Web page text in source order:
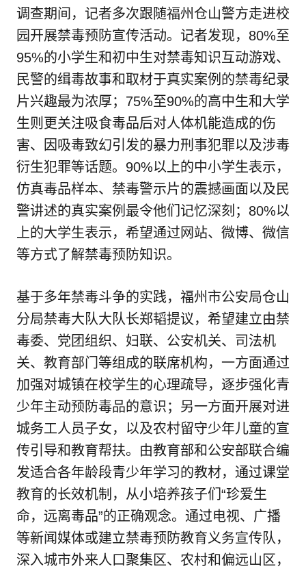
调查期间，记者多次跟随福州仓山警方走进校
园开展禁毒预防宣传活动。记者发现，80%至
95%的小学生和初中生对禁毒知识互动游戏、
民警的缉毒故事和取材于真实案例的禁毒纪录
片兴趣最为浓厚；75%至90%的高中生和大学
生则更关注吸食毒品后对人体机能造成的伤
害、因吸毒致幻引发的暴力刑事犯罪以及涉毒
衍生犯罪等话题。90%以上的中小学生表示，
仿真毒品样本、禁毒警示片的震撼画面以及民
警讲述的真实案例最令他们记忆深刻；80%以
上的大学生表示，希望通过网站、微博、微信
等方式了解禁毒预防知识。
基于多年禁毒斗争的实践，福州市公安局仓山
分局禁毒大队大队长郑韬提议，希望建立由禁
毒委、党团组织、妇联、公安机关、司法机
关、教育部门等组成的联席机构，一方面通过
加强对城镇在校学生的心理疏导，逐步强化青
少年主动预防毒品的意识；另一方面开展对进
城务工人员子女，以及农村留守少年儿童的宣
传引导和教育帮扶。由教育部和公安部联合编
发适合各年龄段青少年学习的教材，通过课堂
教育的长效机制，从小培养孩子们“珍爱生
命，远离毒品”的正确观念。通过电视、广播
等新闻媒体或建立禁毒预防教育义务宣传队，
深入城市外来人口聚集区、农村和偏远山区，